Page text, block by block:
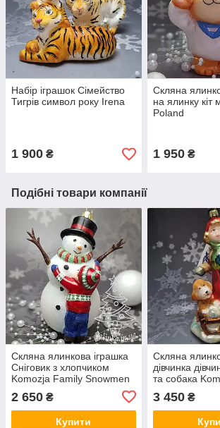
Набір іграшок Сімейство
Тигрів символ року Irena
1 900 ₴
Скляна
на ялинку кіт
Poland
1 950₴
Подібні товари компанії
Скляна ялинкова іграшка
Сніговик з хлопчиком
Komozja Family Snowmen
2 650 ₴
Купити
Скляна
дівчинка
та собака
3 450₴